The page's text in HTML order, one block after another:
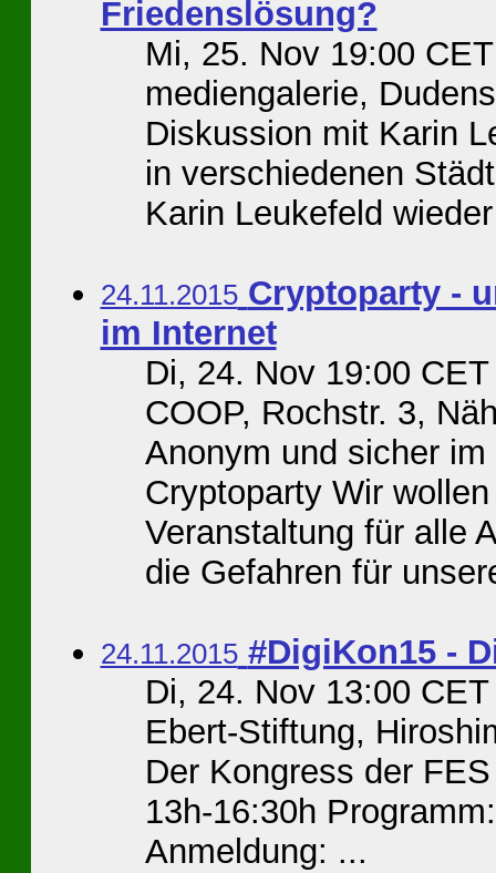
Friedenslösung?
Mi, 25. Nov 19:00
mediengalerie,
Diskussion mit Karin
in verschiedenen
Karin Leukefeld
24.11.2015 Cryptoparty -
im Internet
Di, 24. Nov 19:00
COOP, Rochstr. 3,
Anonym und sicher
Cryptoparty Wir
Veranstaltung für alle
die Gefahren für
24.11.2015 #DigiKon15 -
Di, 24. Nov 13:00
Ebert-Stiftung,
Der Kongress der
13h-16:30h
Anmeldung: ...